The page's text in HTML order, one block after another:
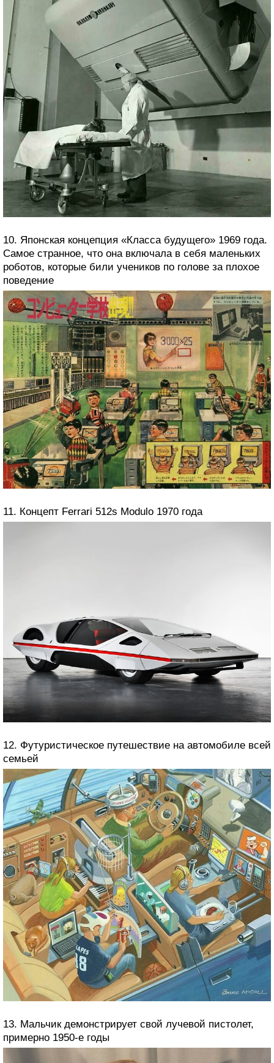
10. Японская концепция «Класса будущего» 1969 года.
Самое странное, что она включала в себя маленьких
роботов, которые били учеников по голове за плохое
поведение
11. Концепт Ferrari 512s Modulo 1970 года
12. Футуристическое путешествие на автомобиле всей
семьей
13. Мальчик демонстрирует свой лучевой пистолет,
примерно 1950-е годы